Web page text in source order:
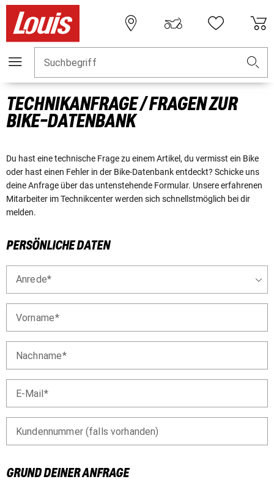
Suchbegriff
TECHNIKANFRAGE / FRAGEN ZUR
BIKE-DATENBANK
Du hast eine technische Frage zu einem Artikel, du vermisst ein Bike
oder hast einen Fehler in der Bike-Datenbank entdeckt? Schicke uns
deine Anfrage über das untenstehende Formular. Unsere erfahrenen
Mitarbeiter im Technikcenter werden sich schnellstmöglich bei dir
melden.
PERSÖNLICHE DATEN
Anrede
Vorname
Nachname
E-Mail
Kundennummer (falls vorhanden)
GRUND DEINER ANFRAGE